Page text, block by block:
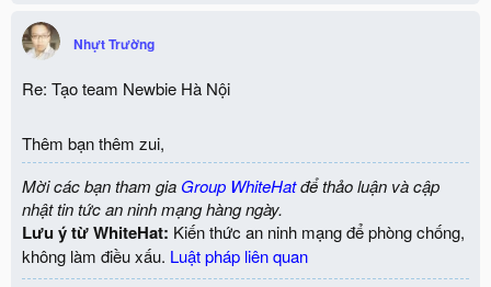
Nhựt Trường
Re: Tạo team Newbie Hà Nội
Thêm bạn thêm zui,
Mời các bạn tham gia Group WhiteHatđể thảo luận và cập
nhật tin tức an ninh mạng hàng ngày.
Lưu ý từ WhiteHat: Kiến thức an ninh mạng để phòng chống,
không làm điều xấu. Luật pháp liên quan